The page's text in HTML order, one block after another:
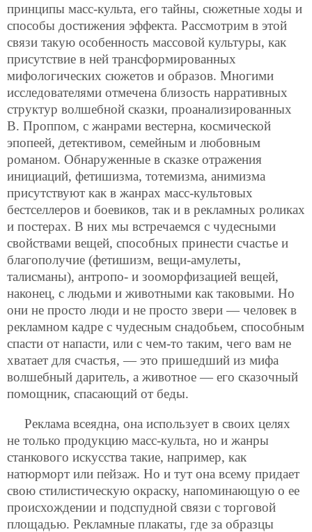
принципы масс-культа, его тайны, сюжетные ходы и
способы достижения эффекта. Рассмотрим в этой
связи такую особенность массовой культуры, как
присутствие в ней трансформированных
мифологических сюжетов и образов. Многими
исследователями отмечена близость нарративных
структур волшебной сказки, проанализированных
В. Проппом, с жанрами вестерна, космической
эпопеей, детективом, семейным и любовным
романом. Обнаруженные в сказке отражения
инициаций, фетишизма, тотемизма, анимизма
присутствуют как в жанрах масс-культовых
бестселлеров и боевиков, так и в рекламных роликах
и постерах. В них мы встречаемся с чудесными
свойствами вещей, способных принести счастье и
благополучие (фетишизм, вещи-амулеты,
талисманы), антропо- и зооморфизацией вещей,
наконец, с людьми и животными как таковыми. Но
они не просто люди и не просто звери — человек в
рекламном кадре с чудесным снадобьем, способным
спасти от напасти, или с чем-то таким, чего вам не
хватает для счастья, — это пришедший из мифа
волшебный даритель, а животное — его сказочный
помощник, спасающий от беды.
Реклама всеядна, она использует в своих целях
не только продукцию масс-культа, но и жанры
станкового искусства такие, например, как
натюрморт или пейзаж. Но и тут она всему придает
свою стилистическую окраску, напоминающую о ее
происхождении и подспудной связи с торговой
площадью. Рекламные плакаты, где за образцы